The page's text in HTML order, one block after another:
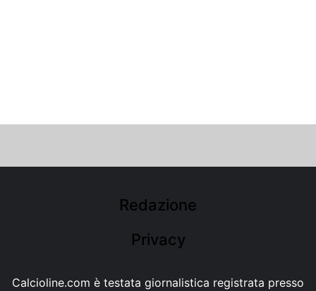
Redazione
Privacy
Calcioline.com è testata giornalistica registrata presso